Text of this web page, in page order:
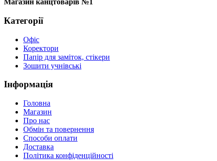
Магазин канцтоварів №1
Категорії
Офіс
Коректори
Папір для заміток, стікери
Зошити учнівські
Інформація
Головна
Магазин
Про нас
Обмін та повернення
Способи оплати
Доставка
Політика конфіденційності